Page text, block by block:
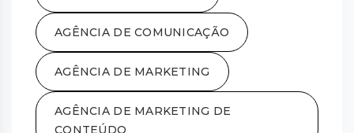
AGÊNCIA DE COMUNICAÇÃO
AGÊNCIA DE MARKETING
AGÊNCIA DE MARKETING DE
CONTEÚDO